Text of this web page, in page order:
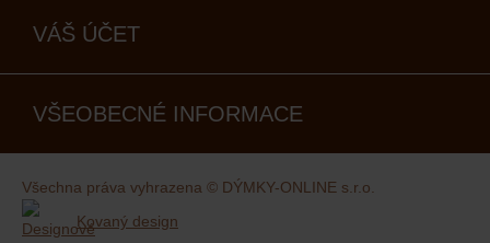
VÁŠ ÚČET
VŠEOBECNÉ INFORMACE
Všechna práva vyhrazena © DÝMKY-ONLINE s.r.o.
Kovaný design